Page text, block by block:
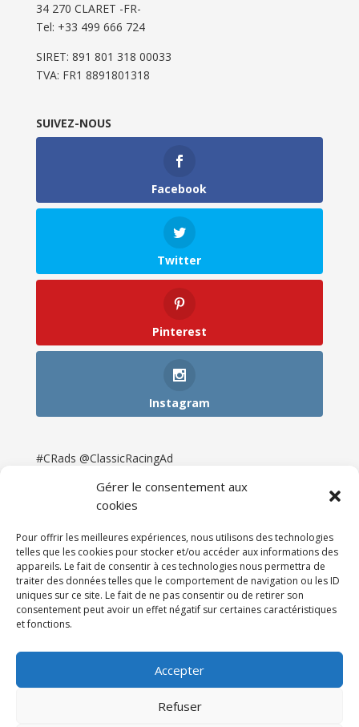
Gérer le consentement aux
cookies
Pour offrir les meilleures expériences, nous utilisons des technologies
telles que les cookies pour stocker et/ou accéder aux informations des
appareils. Le fait de consentir à ces technologies nous permettra de
traiter des données telles que le comportement de navigation ou les ID
uniques sur ce site. Le fait de ne pas consentir ou de retirer son
consentement peut avoir un effet négatif sur certaines caractéristiques
et fonctions.
Accepter
Refuser
34 270 CLARET -FR-
Tel: ‭+33 499 666 724‬
SIRET: 891 801 318 00033
TVA: FR1 8891801318
SUIVEZ-NOUS
Facebook
Twitter
Pinterest
Instagram
#CRads @ClassicRacingAd
Newsletter & Presse
Partenaires
Tarifs
Espace Client